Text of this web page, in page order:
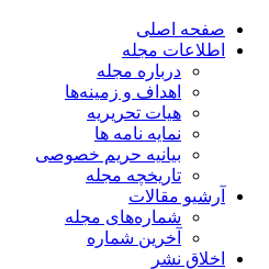
صفحه اصلی
اطلاعات مجله
درباره مجله
اهداف و زمینه‌ها
هیات تحریریه
نمایه نامه ها
بیانیه حریم خصوصی
تاریخچه مجله
آرشیو مقالات
شماره‌های مجله
آخرین شماره
اخلاق نشر